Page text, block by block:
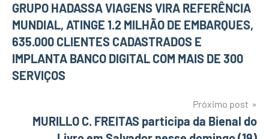
Navegação
de
Post
GRUPO HADASSA VIAGENS VIRA REFERÊNCIA
MUNDIAL, ATINGE 1.2 MILHÃO DE EMBARQUES,
635.000 CLIENTES CADASTRADOS E
IMPLANTA BANCO DIGITAL COM MAIS DE 300
SERVIÇOS
Próximo post
MURILLO C. FREITAS participa da Bienal do